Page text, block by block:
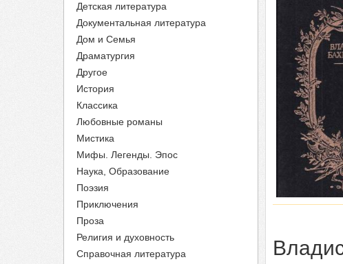
Детская литература
Документальная литература
Дом и Семья
Драматургия
Другое
История
Классика
Любовные романы
Мистика
Мифы. Легенды. Эпос
Наука, Образование
Поэзия
Приключения
Проза
Религия и духовность
Справочная литература